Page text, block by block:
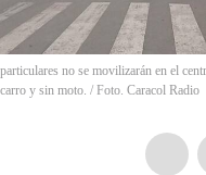
no se movilizarán en el
y sin moto. / Foto. Caracol Radio